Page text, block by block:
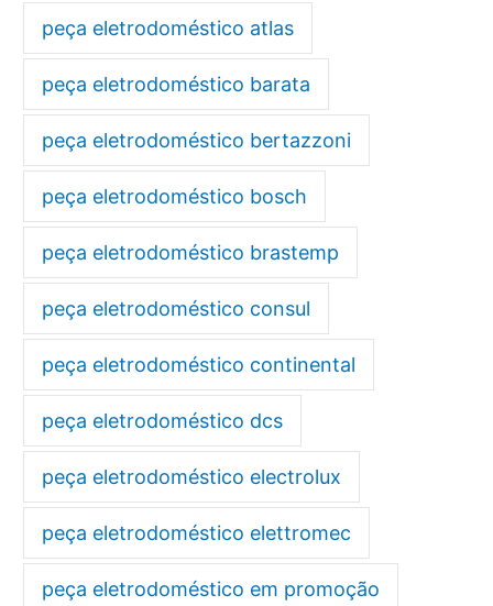
peça eletrodoméstico atlas
peça eletrodoméstico barata
peça eletrodoméstico bertazzoni
peça eletrodoméstico bosch
peça eletrodoméstico brastemp
peça eletrodoméstico consul
peça eletrodoméstico continental
peça eletrodoméstico dcs
peça eletrodoméstico electrolux
peça eletrodoméstico elettromec
peça eletrodoméstico em promoção